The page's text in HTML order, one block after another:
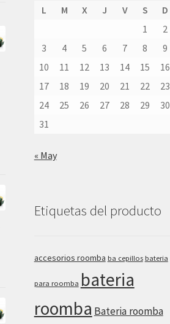
L M X J V S
D
1
2
3
4 5 6 7 8
9
10
11 12 13 14 15
16
17
18 19 20 21 22
23
24
25 26 27 28 29
30
31
« May
Etiquetas del producto
accesorios roomba ba cepillos bateria
para roomba bateria
roomba Bateria roomba